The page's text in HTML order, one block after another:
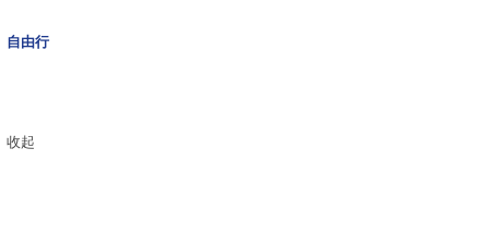
自由行
收起